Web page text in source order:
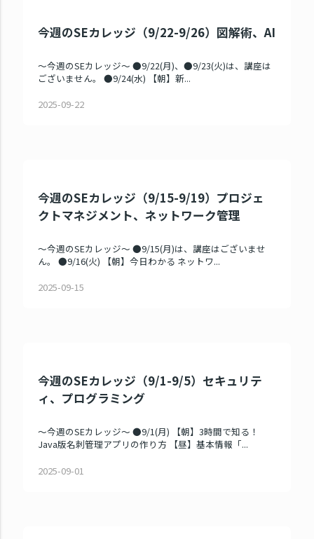
今週のSEカレッジ（9/22-9/26）図解術、AI
～今週のSEカレッジ～ ●9/22(月)、●9/23(火)は、講座は
ございません。 ●9/24(水) 【朝】新...
2025-09-22
今週のSEカレッジ（9/15-9/19）プロジェ
クトマネジメント、ネットワーク管理
～今週のSEカレッジ～ ●9/15(月)は、講座はございませ
ん。 ●9/16(火) 【朝】今日わかる ネットワ...
2025-09-15
今週のSEカレッジ（9/1-9/5）セキュリテ
ィ、プログラミング
～今週のSEカレッジ～ ●9/1(月) 【朝】3時間で知る！
Java版名刺管理アプリの作り方 【昼】基本情報「...
2025-09-01